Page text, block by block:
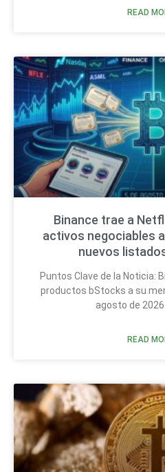
READ
Binance trae a
activos negociables
nuevos
Puntos Clave de la Noticia:
productos bStocks a su
agosto de
READ